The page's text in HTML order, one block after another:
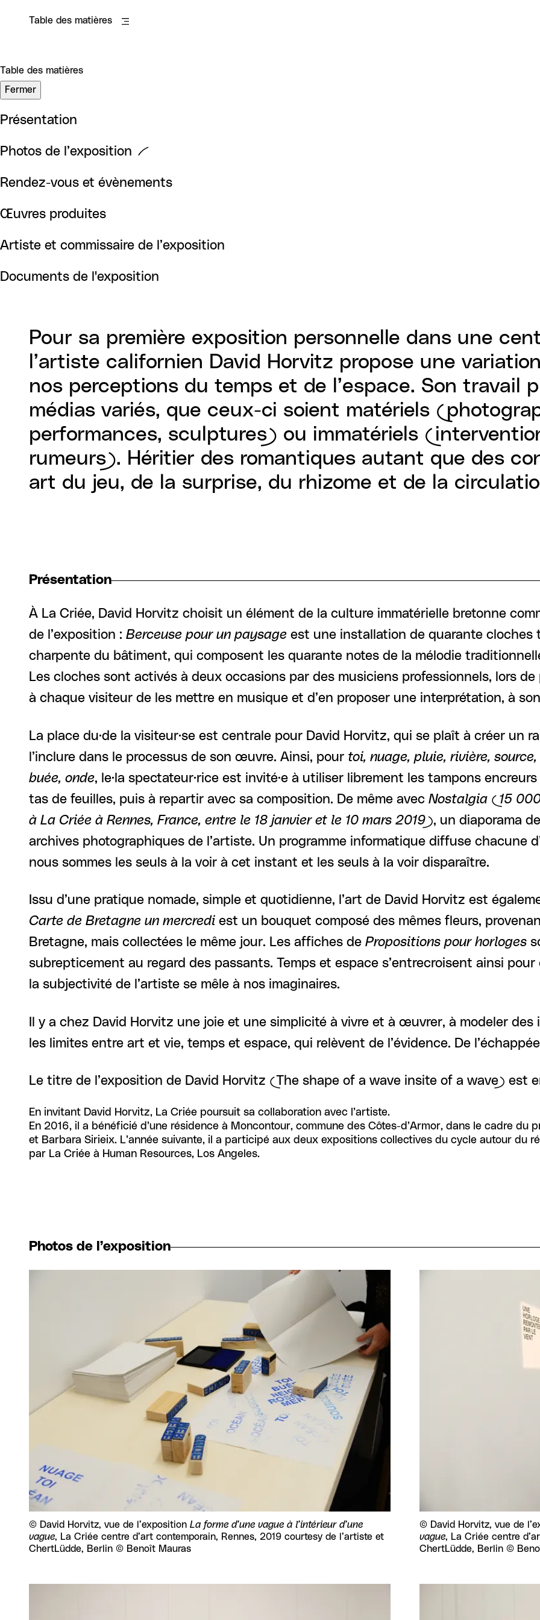
Table des matières
Table des matières
Fermer
Présentation
Photos de l’exposition
Rendez-vous et évènements
Œuvres produites
Artiste et commissaire de l’exposition
Documents de l'exposition
Pour sa première exposition personnelle dans une
l’artiste californien David Horvitz propose une
nos perceptions du temps et de l’espace. Son travail
médias variés, que ceux-ci soient matériels
performances, sculptures) ou immatériels
rumeurs). Héritier des romantiques autant que des
art du jeu, de la surprise, du rhizome et de la
Présentation
À La Criée, David Horvitz choisit un élément de la culture immatérielle bretonne
de l’exposition : Berceuse pour un paysage est une installation de quarante cloches
charpente du bâtiment, qui composent les quarante notes de la mélodie
Les cloches sont activés à deux occasions par des musiciens professionnels, lors
à chaque visiteur de les mettre en musique et d’en proposer une interprétation, à
La place du·de la visiteur·se est centrale pour David Horvitz, qui se plaît à créer un
l’inclure dans le processus de son œuvre. Ainsi, pour toi, nuage, pluie, rivière,
buée, onde, le·la spectateur·rice est invité·e à utiliser librement les tampons
tas de feuilles, puis à repartir avec sa composition. De même avec Nostalgia (15
à La Criée à Rennes, France, entre le 18 janvier et le 10 mars 2019), un diaporama
archives photographiques de l’artiste. Un programme informatique diffuse chacune
nous sommes les seuls à la voir à cet instant et les seuls à la voir disparaître.
Issu d’une pratique nomade, simple et quotidienne, l’art de David Horvitz est
Carte de Bretagne un mercredi est un bouquet composé des mêmes fleurs,
Bretagne, mais collectées le même jour. Les affiches de Propositions pour horloges
subrepticement au regard des passants. Temps et espace s’entrecroisent ainsi
la subjectivité de l’artiste se mêle à nos imaginaires.
Il y a chez David Horvitz une joie et une simplicité à vivre et à œuvrer, à modeler
les limites entre art et vie, temps et espace, qui relèvent de l’évidence. De
Le titre de l’exposition de David Horvitz (The shape of a wave insite of a wave) est
En invitant David Horvitz, La Criée poursuit sa collaboration avec l’artiste.
En 2016, il a bénéficié d’une résidence à Moncontour, commune des Côtes-d’Armor, dans le cadre du
et Barbara Sirieix. L’année suivante, il a participé aux deux expositions collectives du cycle autour du
par La Criée à Human Resources, Los Angeles.
Photos de l’exposition
Droits réservés :
© David Horvitz, vue de l’exposition La forme d’une vague à l’intérieur d’une
vague, La Criée centre d’art contemporain, Rennes, 2019 courtesy de l’artiste et
ChertLüdde, Berlin © Benoît Mauras
Droits réservés :
© David Horvitz, vue de
vague, La Criée centre
ChertLüdde, Berlin ©